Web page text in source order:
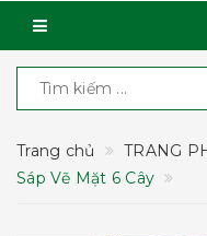
Trang chủ TRANG
Sáp Vẽ Mặt 6 Cây